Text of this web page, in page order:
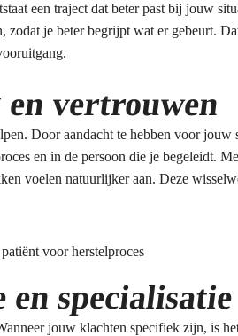
een traject dat beter past bij jouw
zodat je beter begrijpt wat er gebeurt.
vertrouwen
Door aandacht te hebben voor
en in de persoon die je begeleidt.
voelen natuurlijker aan. Deze
en specialisatie
jouw klachten specifiek zijn, is